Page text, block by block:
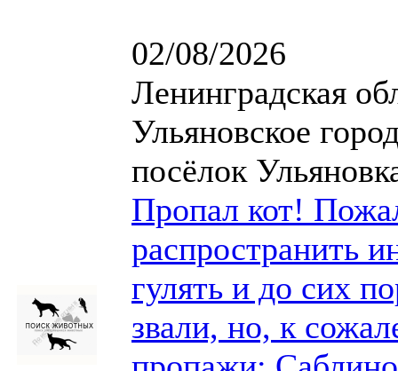
02/08/2026
Ленинградская
Ульяновское
посёлок
Пропал кот!
распространить
гулять и до сих
звали, но, к